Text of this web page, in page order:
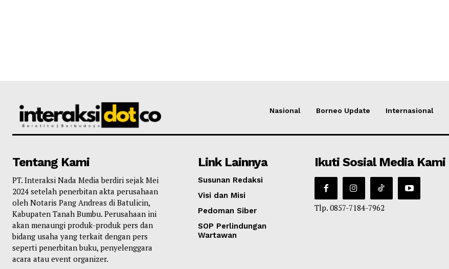
Nasional Borneo Update Internasional
Tentang Kami
PT. Interaksi Nada Media berdiri sejak Mei
2024 setelah penerbitan akta perusahaan
oleh Notaris Pang Andreas di Batulicin,
Kabupaten Tanah Bumbu. Perusahaan ini
akan menaungi produk-produk pers dan
bidang usaha yang terkait dengan pers
seperti penerbitan buku, penyelenggara
acara atau event organizer.
Link Lainnya
Susunan Redaksi
Visi dan Misi
Pedoman Siber
SOP Perlindungan
Wartawan
Ikuti Sosial Media Kami
Tlp. 0857-7184-7962